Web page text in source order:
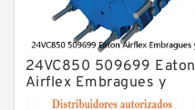
24VC850 509699 Eaton
Airflex Embragues y
Frenos